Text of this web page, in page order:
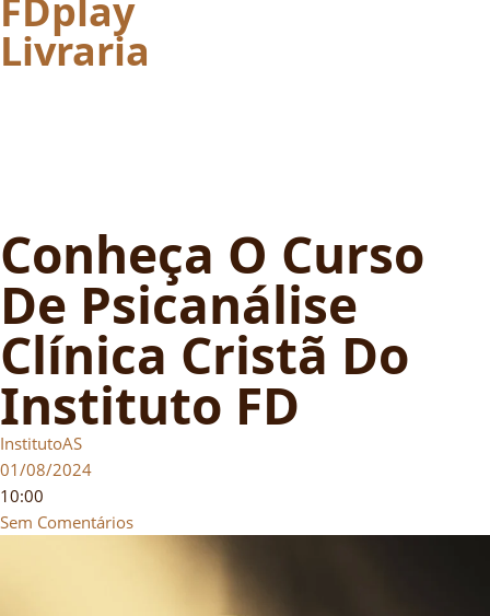
FDplay
Livraria
Conheça O Curso
De Psicanálise
Clínica Cristã Do
Instituto FD
InstitutoAS
01/08/2024
10:00
Sem Comentários